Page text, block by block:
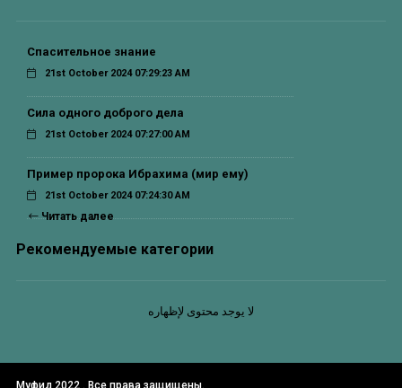
Спасительное знание
21st October 2024 07:29:23 AM
Сила одного доброго дела
21st October 2024 07:27:00 AM
Пример пророка Ибрахима (мир ему)
21st October 2024 07:24:30 AM
Читать далее
Рекомендуемые категории
لا يوجد محتوى لإظهاره
Муфид 2022 . Все права защищены.